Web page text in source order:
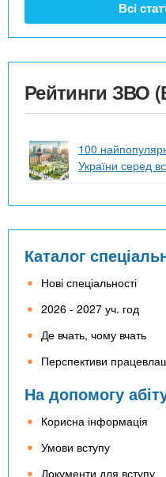
Всі
Рейтинги ЗВО
100
України серед
Каталог
Нові спеціальності
2026 - 2027 уч. год
Де вчать, чому вчать
Перспективи
На допомогу
Корисна інформація
Умови вступу
Документи для вступу